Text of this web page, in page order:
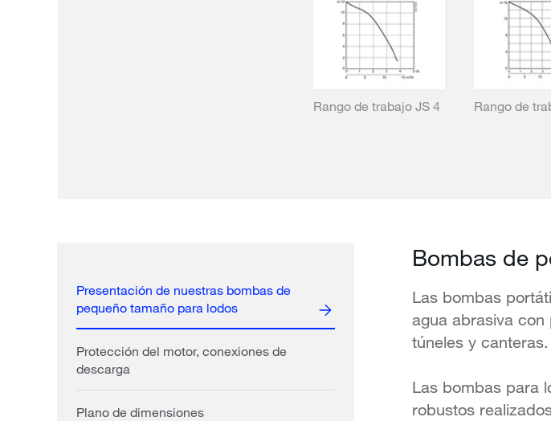
Rango de trabajo JS 4 Rango de
Presentación de nuestras bombas de
pequeño tamaño para lodos
Bombas de
Las bombas
agua abrasiva
túneles y canteras.
Las bombas para
robustos
Protección del motor, conexiones de
descarga
Plano de dimensiones